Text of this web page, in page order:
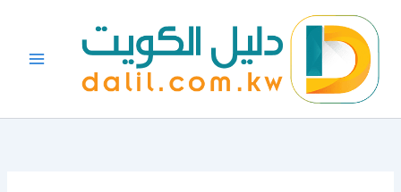
المحتوى